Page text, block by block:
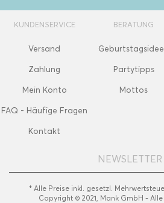
KUNDENSERVICE
Versand
Zahlung
Mein Konto
FAQ - Häufige Fragen
Kontakt
BERATUNG
Partytipps
Mottos
NEWSLETTER
* Alle Preise inkl. gesetzl.
Copyright © 2021, Mank GmbH -